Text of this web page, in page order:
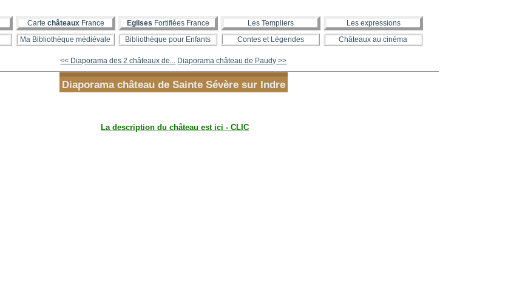
Carte châteauxFrance Eglises Fortifiées France Les Templiers
Les expressions
Ma Bibliothèque médiévale Bibliothèque pour Enfants Contes et Légendes Châteaux au cinéma
<< Diaporama des 2 châteaux de... Diaporama château de Paudy >>
Diaporama château de Sainte Sévère sur Indre
La description du château est ici - CLIC